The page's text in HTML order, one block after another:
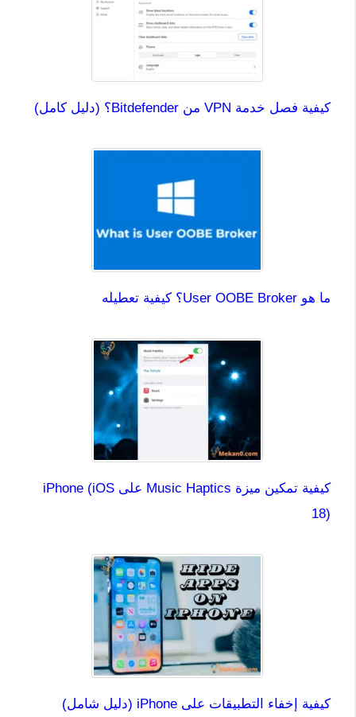
كيفية فصل خدمة VPN من Bitdefender؟ (دليل كامل)
ما هو User OOBE Broker؟ كيفية تعطيله
كيفية تمكين ميزة Music Haptics على iPhone (iOS
18)
كيفية إخفاء التطبيقات على iPhone (دليل شامل)